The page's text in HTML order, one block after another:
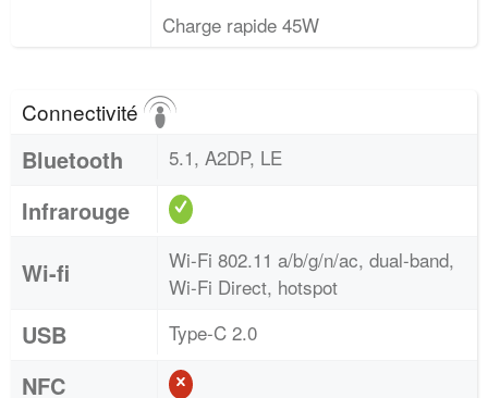
Charge rapide 45W
Connectivité
Bluetooth 5.1, A2DP, LE
Infrarouge
Wi-fi
Wi-Fi 802.11 a/b/g/n/ac, dual-band,
Wi-Fi Direct, hotspot
USB Type-C 2.0
NFC